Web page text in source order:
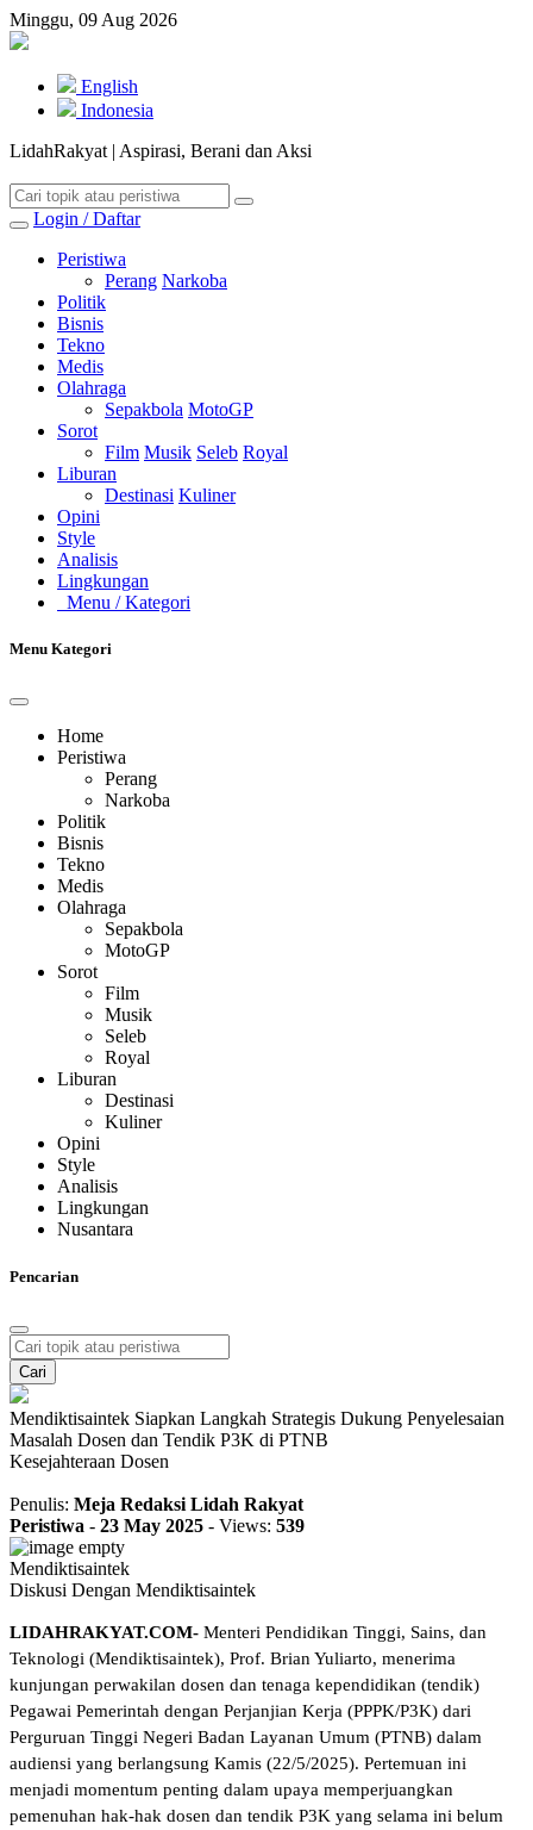
Minggu, 09 Aug 2026
English
Indonesia
LidahRakyat | Aspirasi, Berani dan Aksi
Login / Daftar
Peristiwa
Perang Narkoba
Politik
Bisnis
Tekno
Medis
Olahraga
Sepakbola MotoGP
Sorot
Film Musik Seleb Royal
Liburan
Destinasi Kuliner
Opini
Style
Analisis
Lingkungan
Menu / Kategori
Menu Kategori
Home
Peristiwa
Perang
Narkoba
Politik
Bisnis
Tekno
Medis
Olahraga
Sepakbola
MotoGP
Sorot
Film
Musik
Seleb
Royal
Liburan
Destinasi
Kuliner
Opini
Style
Analisis
Lingkungan
Nusantara
Pencarian
Cari
Mendiktisaintek Siapkan Langkah Strategis Dukung Penyelesaian
Masalah Dosen dan Tendik P3K di PTNB
Kesejahteraan Dosen
Penulis: Meja Redaksi Lidah Rakyat
Peristiwa - 23 May 2025 - Views: 539
Mendiktisaintek
Diskusi Dengan Mendiktisaintek
LIDAHRAKYAT.COM- Menteri Pendidikan Tinggi, Sains, dan
Teknologi (Mendiktisaintek), Prof. Brian Yuliarto, menerima
kunjungan perwakilan dosen dan tenaga kependidikan (tendik)
Pegawai Pemerintah dengan Perjanjian Kerja (PPPK/P3K) dari
Perguruan Tinggi Negeri Badan Layanan Umum (PTNB) dalam
audiensi yang berlangsung Kamis (22/5/2025). Pertemuan ini
menjadi momentum penting dalam upaya memperjuangkan
pemenuhan hak-hak dosen dan tendik P3K yang selama ini belum